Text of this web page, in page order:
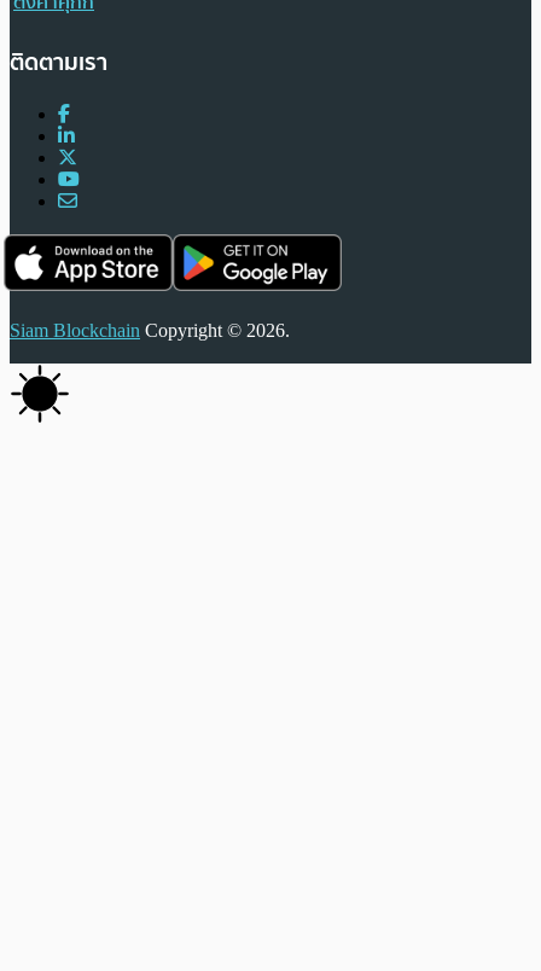
ติดตามเรา
Siam Blockchain Copyright © 2026.